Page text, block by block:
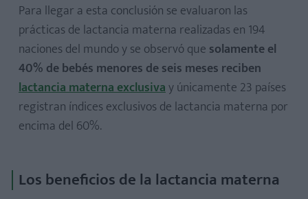
Para llegar a esta conclusión se evaluaron las
prácticas de lactancia materna realizadas en 194
naciones del mundo y se observó que solamente el
40% de bebés menores de seis meses reciben
lactancia materna exclusivay únicamente 23 países
registran índices exclusivos de lactancia materna por
encima del 60%.
Los beneficios de la lactancia materna